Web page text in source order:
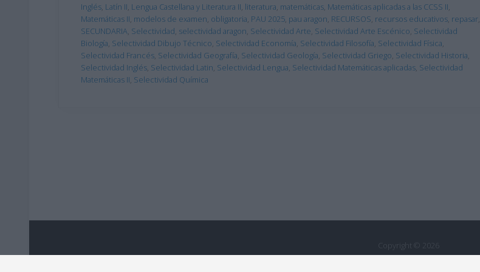
Inglés, Latín II, Lengua Castellana y Literatura II, literatura, matemáticas, Matemáticas aplicadas a las CCSS II,
Matemáticas II, modelos de examen, obligatoria, PAU 2025, pau aragon, RECURSOS, recursos educativos, repasar,
SECUNDARIA, Selectividad, selectividad aragon, Selectividad Arte, Selectividad Arte Escénico, Selectividad
Biología, Selectividad Dibujo Técnico, Selectividad Economía, Selectividad Filosofía, Selectividad Física,
Selectividad Francés, Selectividad Geografía, Selectividad Geología, Selectividad Griego, Selectividad Historia,
Selectividad Inglés, Selectividad Latin, Selectividad Lengua, Selectividad Matemáticas aplicadas, Selectividad
Matemáticas II, Selectividad Química
Copyright © 2026